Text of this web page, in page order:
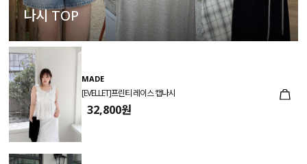
나시 TOP
MADE
[EVELLET]프린티 레이스 캡나시
32,800원